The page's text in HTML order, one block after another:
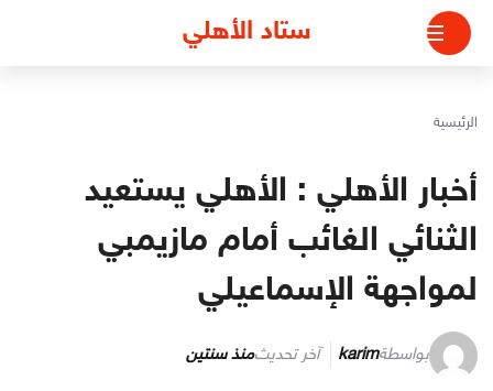
التجاوز
المحتوى
ستاد الأهلي
الرئيسية
أخبار الأهلي : الأهلي يستعيد
الثنائي الغائب أمام مازيمبي
لمواجهة الإسماعيلي
بواسطةkarim آخر تحديثمنذ سنتين